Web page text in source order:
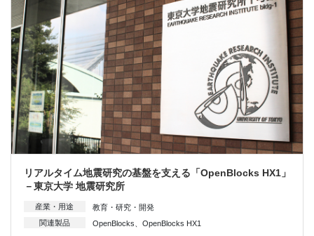
リアルタイム地震研究の基盤を支える「OpenBlocks HX1」
－東京大学 地震研究所
産業・用途
教育・研究・開発
関連製品
OpenBlocks OpenBlocks HX1